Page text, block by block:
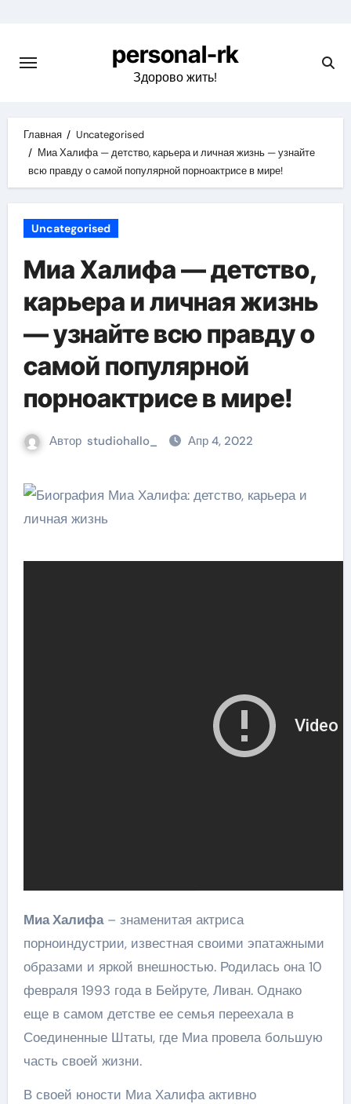
содержимому
personal-rk
Здорово жить!
Главная
Uncategorised
Миа Халифа — детство, карьера и личная жизнь — узнайте
всю правду о самой популярной порноактрисе в мире!
Uncategorised
Миа Халифа — детство,
карьера и личная жизнь
— узнайте всю правду о
самой популярной
порноактрисе в мире!
Автор studiohallo_ Апр 4, 2022
Миа Халифа– знаменитая актриса
порноиндустрии, известная своими эпатажными
образами и яркой внешностью. Родилась она 10
февраля 1993 года в Бейруте, Ливан. Однако
еще в самом детстве ее семья переехала в
Соединенные Штаты, где Миа провела большую
часть своей жизни.
В своей юности Миа Халифа активно